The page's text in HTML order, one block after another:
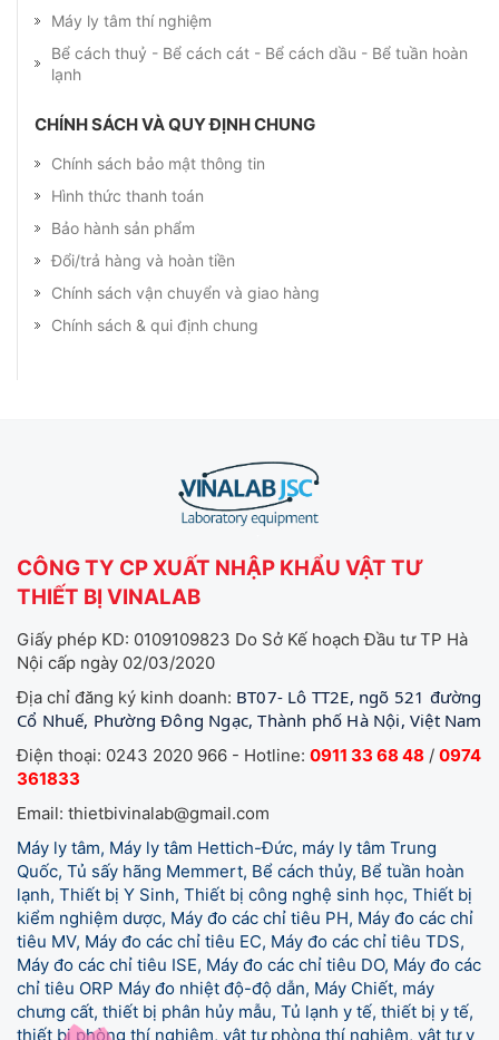
Máy ly tâm thí nghiệm
Bể cách thuỷ - Bể cách cát - Bể cách dầu - Bể tuần hoàn
lạnh
CHÍNH SÁCH VÀ QUY ĐỊNH CHUNG
Chính sách bảo mật thông tin
Hình thức thanh toán
Bảo hành sản phẩm
Đổi/trả hàng và hoàn tiền
Chính sách vận chuyển và giao hàng
Chính sách & qui định chung
CÔNG TY CP XUẤT NHẬP KHẨU VẬT TƯ
THIẾT BỊ VINALAB
Giấy phép KD: 0109109823 Do Sở Kế hoạch Đầu tư TP Hà
Nội cấp ngày 02/03/2020
Địa chỉ đăng ký kinh doanh: BT07- Lô TT2E, ngõ 521 đường
Cổ Nhuế, Phường Đông Ngạc, Thành phố Hà Nội, Việt Nam
Điện thoại: 0243 2020 966 - Hotline: 0911 33 68 48 / 0974
361833
Email: thietbivinalab@gmail.com
Máy ly tâm, Máy ly tâm Hettich-Đức, máy ly tâm Trung
Quốc, Tủ sấy hãng Memmert, Bể cách thủy, Bể tuần hoàn
lạnh, Thiết bị Y Sinh, Thiết bị công nghệ sinh học, Thiết bị
kiểm nghiệm dược, Máy đo các chỉ tiêu PH, Máy đo các chỉ
tiêu MV, Máy đo các chỉ tiêu EC, Máy đo các chỉ tiêu TDS,
Máy đo các chỉ tiêu ISE, Máy đo các chỉ tiêu DO, Máy đo các
chỉ tiêu ORP Máy đo nhiệt độ-độ dẫn, Máy Chiết, máy
chưng cất, thiết bị phân hủy mẫu, Tủ lạnh y tế, thiết bị y tế,
thiết bị phòng thí nghiệm, vật tư phòng thí nghiệm, vật tư y